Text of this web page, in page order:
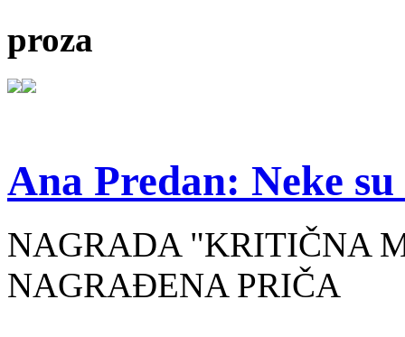
proza
Ana Predan: Neke
NAGRADA "KRITIČNA
NAGRAĐENA PRIČA